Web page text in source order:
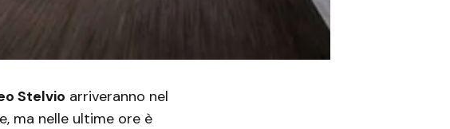
Stelvio arriveranno nel
ma nelle ultime ore è